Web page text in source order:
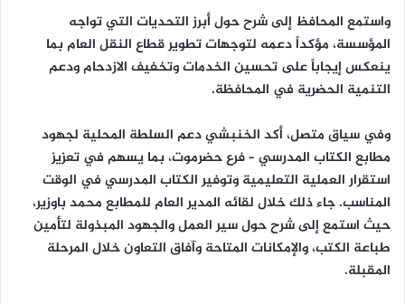
واستمع المحافظ إلى شرح حول أبرز التحديات التي تواجه
المؤسسة، مؤكداً دعمه لتوجهات تطوير قطاع النقل العام بما
ينعكس إيجاباً على تحسين الخدمات وتخفيف الازدحام ودعم
التنمية الحضرية في المحافظة.
وفي سياق متصل، أكد الخنبشي دعم السلطة المحلية لجهود
مطابع الكتاب المدرسي – فرع حضرموت، بما يسهم في تعزيز
استقرار العملية التعليمية وتوفير الكتاب المدرسي في الوقت
المناسب. جاء ذلك خلال لقائه المدير العام للمطابع محمد باوزير،
حيث استمع إلى شرح حول سير العمل والجهود المبذولة لتأمين
طباعة الكتب، والإمكانات المتاحة وآفاق التعاون خلال المرحلة
المقبلة.